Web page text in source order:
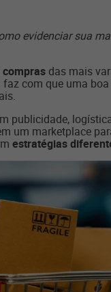
evidenciar sua
das mais
com que uma
publicidade,
um marketplace
estratégias